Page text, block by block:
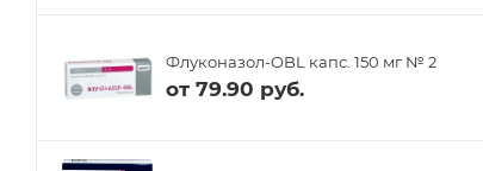
Флуконазол-OBL капс. 150 мг № 2
от 79.90 руб.